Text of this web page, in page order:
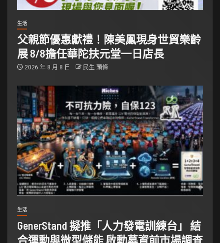
生活
父親節優惠獻禮！陳美鳳現身世貿樂齡
展 8/8擔任華陀扶元堂一日店長
2026 年 8 月 8 日 民生 頭條
生活
GenerStand 擬推「人力發電訓練台」 結
合運動與微型儲能 啟動募資前市場調查